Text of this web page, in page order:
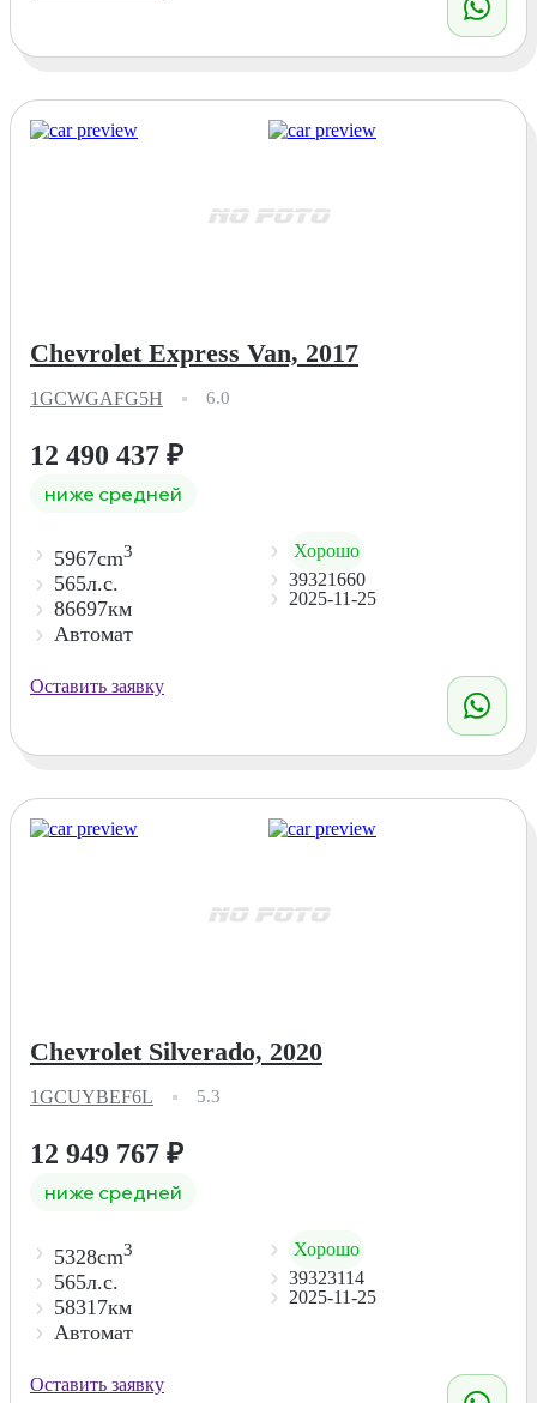
Chevrolet Express Van, 2017
1GCWGAFG5H 6.0
12 490 437 ₽
ниже средней
5967cm3
565л.с.
86697км
Автомат
Хорошо
39321660
2025-11-25
Оставить заявку
Chevrolet Silverado, 2020
1GCUYBEF6L 5.3
12 949 767 ₽
ниже средней
5328cm3
565л.с.
58317км
Автомат
Хорошо
39323114
2025-11-25
Оставить заявку